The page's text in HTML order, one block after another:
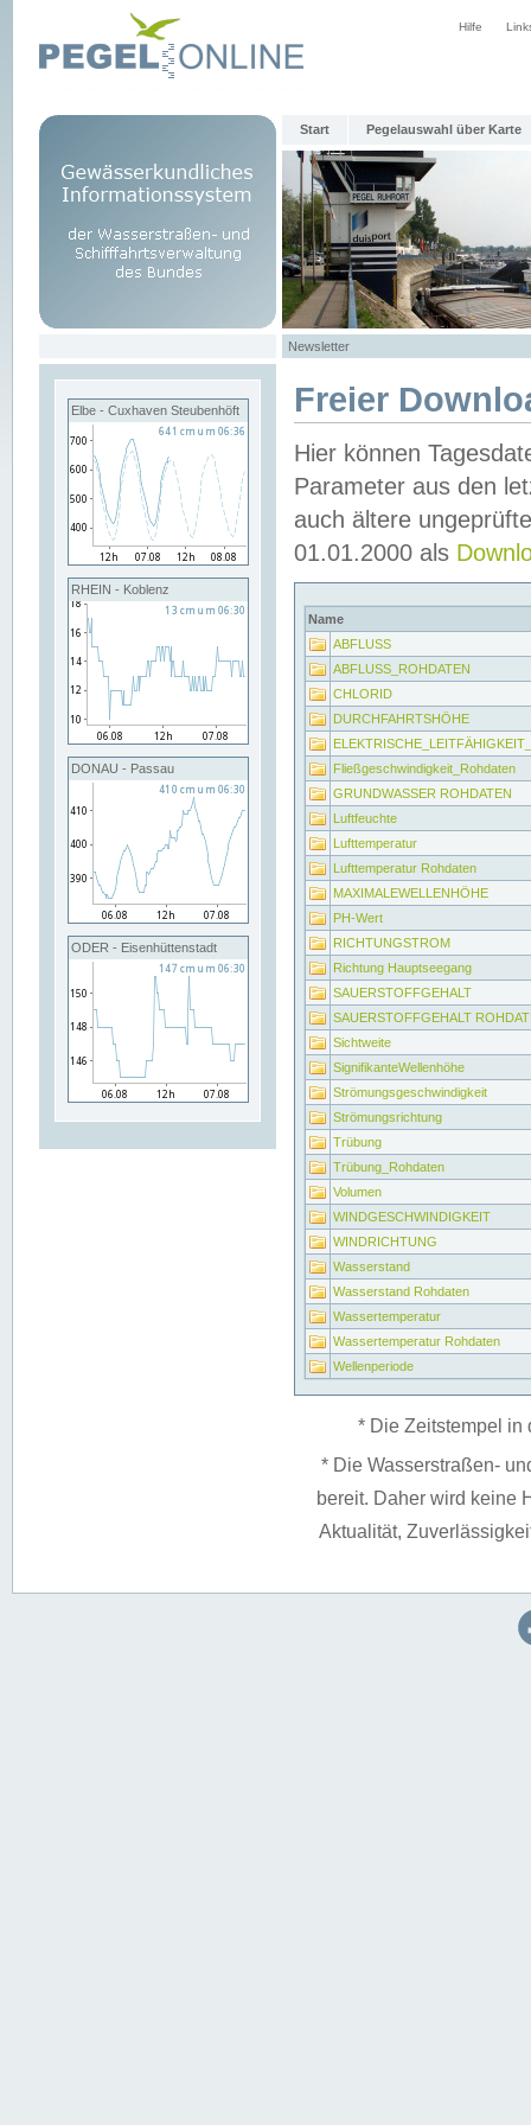
Hilfe
Start Pegelauswahl über Karte
Newsletter
Elbe - Cuxhaven Steubenhöft
RHEIN - Koblenz
DONAU - Passau
ODER - Eisenhüttenstadt
Freier
Hier können
Parameter aus den
auch ältere
01.01.2000 als
Name
ABFLUSS
ABFLUSS_ROHDATEN
CHLORID
DURCHFAHRTSHÖHE
Fließgeschwindigkeit_Rohdaten
GRUNDWASSER ROHDATEN
Luftfeuchte
Lufttemperatur
Lufttemperatur Rohdaten
MAXIMALEWELLENHÖHE
PH-Wert
RICHTUNGSTROM
Richtung Hauptseegang
SAUERSTOFFGEHALT
SAUERSTOFFGEHALT
Sichtweite
SignifikanteWellenhöhe
Strömungsgeschwindigkeit
Strömungsrichtung
Trübung
Trübung_Rohdaten
Volumen
WINDGESCHWINDIGKEIT
WINDRICHTUNG
Wasserstand
Wasserstand Rohdaten
Wassertemperatur
Wassertemperatur Rohdaten
Wellenperiode
* Die Zeitstempel in
* Die Wasserstraßen-
bereit. Daher wird keine
Aktualität,